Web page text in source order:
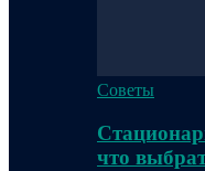
Советы
что